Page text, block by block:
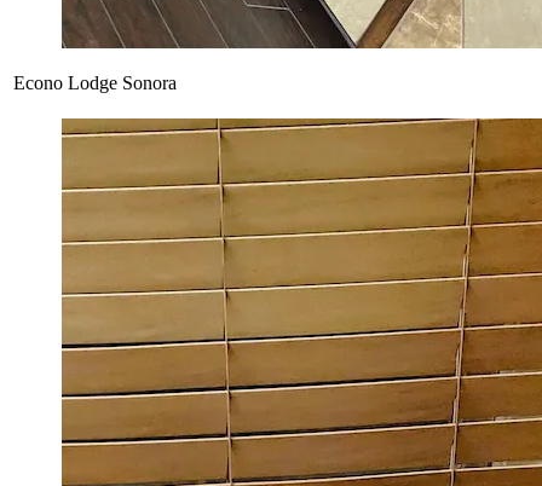
Econo Lodge Sonora